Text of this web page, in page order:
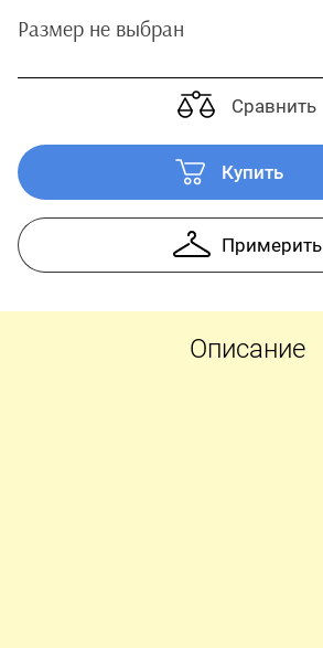
Размер не выбран
Сравнить
Купить
Примерить
Описание